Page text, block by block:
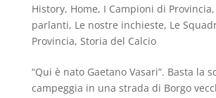
History, Home, I Campioni di Provincia,
parlanti, Le nostre inchieste, Le
Provincia, Storia del Calcio
“Qui è nato Gaetano Vasari”. Basta la
campeggia in una strada di Borgo